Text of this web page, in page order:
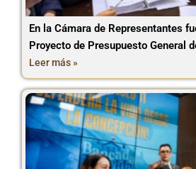
En la Cámara de Representantes
Proyecto de Presupuesto General
Leer más »